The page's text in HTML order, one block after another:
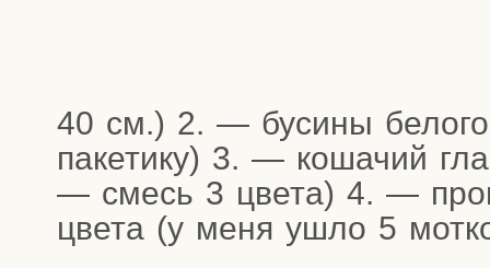
40 см.) 2. — буси­ны бело­го
паке­ти­ку) 3. — коша­чий
— смесь 3 цве­та) 4. —
цве­та (у меня ушло 5